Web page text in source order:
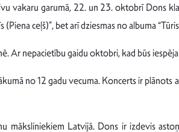
vakaru garumā, 22. un 23. oktobrī Dons
ceļš)”, bet arī dziesmas no albuma
Ar nepacietību gaidu oktobri, kad būs
no 12 gadu vecuma. Koncerts ir
māksliniekiem Latvijā. Dons ir izdevis